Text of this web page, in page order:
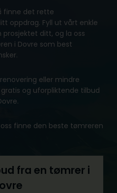
finne det rette
oppdrag. Fyll ut vårt enkle
ditt, og la oss
i Dovre som best
eller mindre
og uforpliktende tilbud
finne den beste tømreren
fra en tømrer i